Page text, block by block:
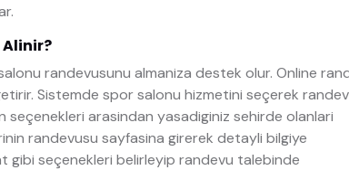
Alinir?
randevusunu almaniza destek olur. Online
Sistemde spor salonu hizmetini seçerek
seçenekleri arasindan yasadiginiz sehirde olanlari
randevusu sayfasina girerek detayli bilgiye
gibi seçenekleri belirleyip randevu talebinde